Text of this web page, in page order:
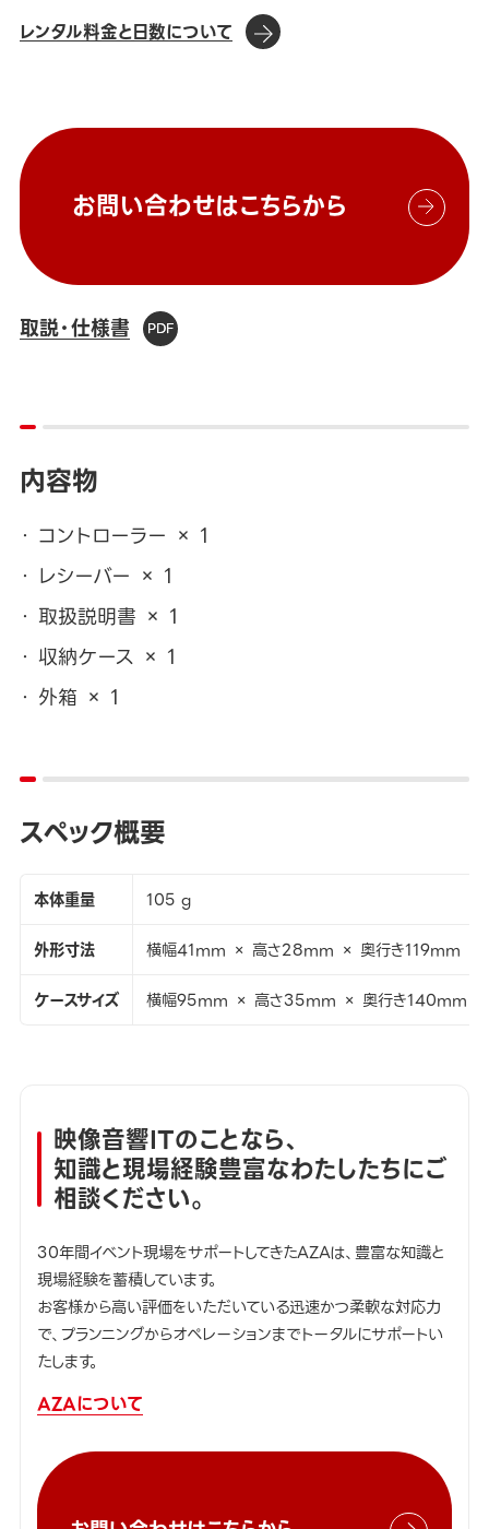
レンタル料金と日数について
お問い合わせはこちらから
取説・仕様書
内容物
コントローラー × 1
レシーバー × 1
取扱説明書 × 1
収納ケース × 1
外箱 × 1
スペック概要
本体重量
105 g
外形寸法
横幅41mm × 高さ28mm × 奥行き119mm
ケースサイズ
横幅95mm × 高さ35mm × 奥行き140mm
映像音響ITのことなら、
知識と現場経験豊富なわたしたちにご
相談ください。
30年間イベント現場をサポートしてきたAZAは、豊富な知識と
現場経験を蓄積しています。
お客様から高い評価をいただいている迅速かつ柔軟な対応力
で、プランニングからオペレーションまでトータルにサポートい
たします。
AZAについて